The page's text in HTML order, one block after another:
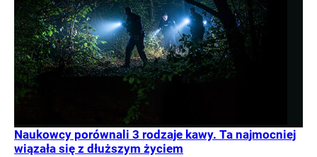
Naukowcy porównali 3 rodzaje kawy. Ta najmocniej
wiązała się z dłuższym życiem